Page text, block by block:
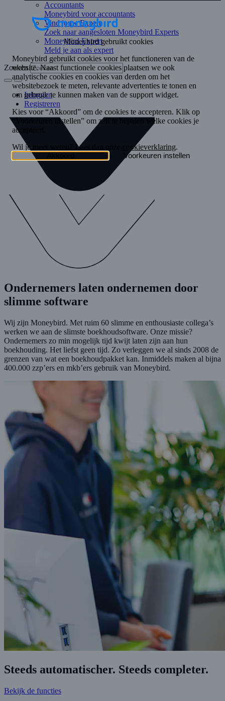
Accountants
Moneybird voor accountants
Vind jouw Expert
Zoek naar aangesloten Moneybird Experts
Moneybird Expert
Meld je aan als expert
Zoeken
Inloggen
Registreren
Ondernemers laten ondernemen door
slimme software
Wij zijn Moneybird. Met ruim 60 slimme en enthousiaste collega’s
werken we aan de slimste boekhoudsoftware. Onze missie?
Ondernemers zo min mogelijk tijd kwijt laten zijn aan hun
boekhouding. Het liefst geen tijd. Zo verleggen we al sinds 2008 de
grenzen van wat een boekhoudpakket kan. Inmiddels maken al bijna
400.000 zzp’ers en mkb’ers gebruik van Moneybird.
Steeds automatischer. Steeds completer.
Bekijk de functies